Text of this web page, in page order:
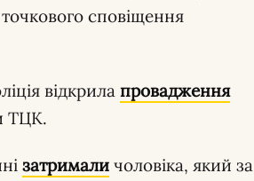
сповіщення
відкрила провадження
ТЦК.
затримали чоловіка, який за